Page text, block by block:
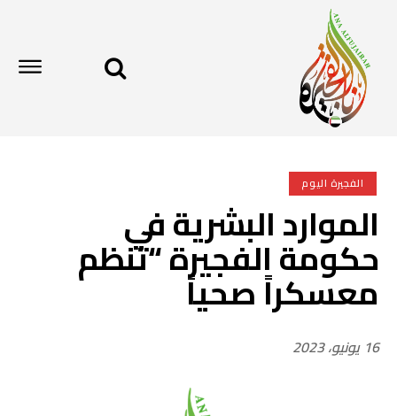
الفجيرة اليوم
الموارد البشرية في
حكومة الفجيرة “تنظم
معسكراً صحياً
16 يونيو، 2023